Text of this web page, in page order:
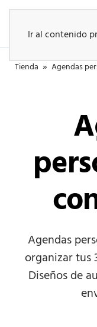
Ir al contenido
Tienda » Agendas
Agendas
organizar tus
Diseños de